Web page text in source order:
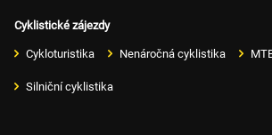
Cyklistické zájezdy
Cykloturistika Nenáročná cyklistika
Silniční cyklistika